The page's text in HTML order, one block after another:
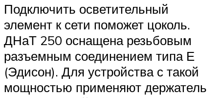
Подключить осветительный
элемент к сети поможет цоколь.
ДНаТ 250 оснащена резьбовым
разъемным соединением типа Е
(Эдисон). Для устройства с такой
мощностью применяют держатель